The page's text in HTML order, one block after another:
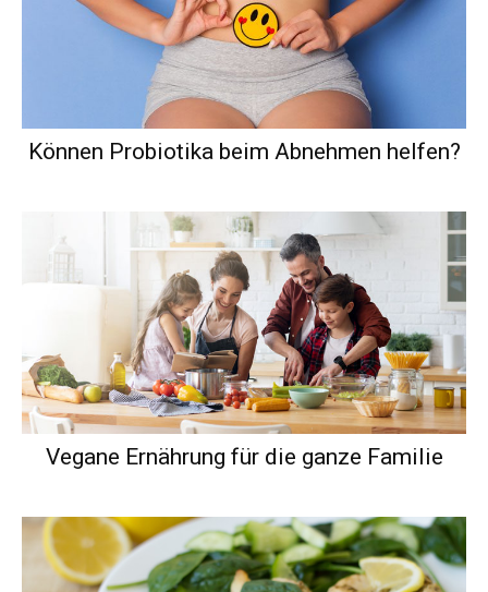
Können Probiotika beim Abnehmen helfen?
Vegane Ernährung für die ganze Familie